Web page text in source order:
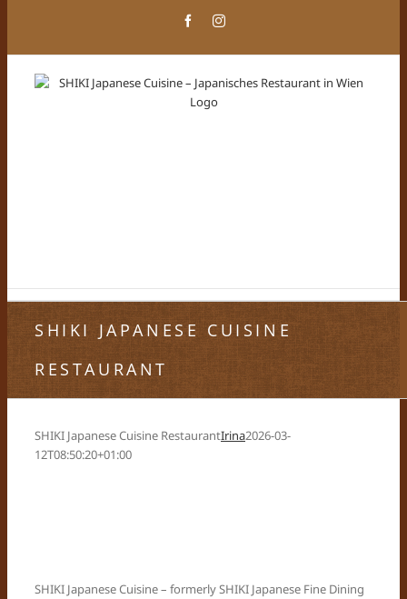
FacebookInstagram
SHIKI JAPANESE CUISINE
RESTAURANT
SHIKI Japanese Cuisine RestaurantIrina2026-03-
12T08:50:20+01:00
SHIKI Japanese Cuisine – formerly SHIKI Japanese Fine Dining